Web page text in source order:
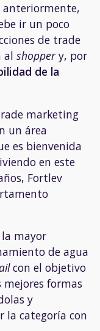
anteriormente,
ir un poco
de trade
al shoppery, por
de la
marketing
un área
es bienvenida
en este
Fortlev
mayor
de agua
con el objetivo
formas
y
la categoría con